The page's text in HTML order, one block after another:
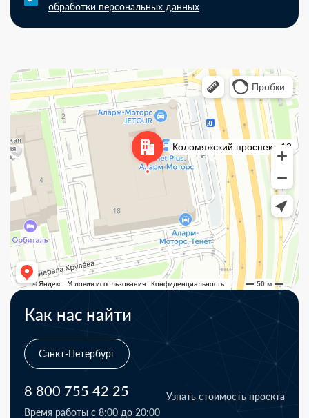
обработки персональных данных
Как нас найти
Санкт-Петербург
8 800 755 42 25
Время работы с 8:00 до 20:00
Узнать стоимость проекта